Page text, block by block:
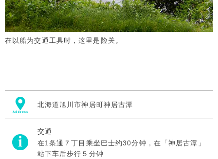
在以船为交通工具时，这里是险关。
北海道旭川市神居町神居古潭
交通
在1 条通７丁目乘坐巴士约30分钟，在「神居古潭」
站下车后步行５分钟